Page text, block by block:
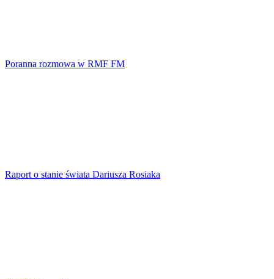
Poranna rozmowa w RMF FM
Raport o stanie świata Dariusza Rosiaka